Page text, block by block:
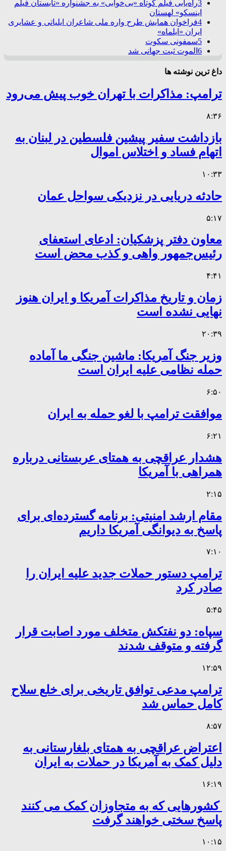
3راه‌یابی فیلم کوتاه «بی‌خوابی» به جشنواره «تابستان فیلم
اینسکو» لهستان
4فراخوان همایش طرح واره ملی شاعران ایلیاتی و عشایری
ایران «ایلماه»
5سمفونی سکوت
6 الموت ثبت جهانی شد
داغ ترین نوشته ها
ترامپ: مذاکرات با تهران خوب پیش می‌رود
۸:۳۶
بازداشت سفیر پیشین فلسطین در لبنان به
اتهام فساد و اختلاس اموال
۱۰:۳۳
حادثه دریایی در نزدیکی سواحل عمان
۵:۱۷
معاون دفتر پزشکیان: ادعای استعفای
رئیس‌جمهور واهی و کذب محض است
۴:۴۱
زمان و تاریخ مذاکرات آمریکا و ایران هنوز
نهایی نشده است
۲۰:۳۹
وزیر جنگ آمریکا: ماشین جنگی ما آماده
حمله نظامی علیه ایران است
۶:۵۰
موافقت ترامپ با لغو حمله به ایران
۶:۲۱
هشدار عراقچی به همتای عربستانی درباره
همراهی با آمریکا
۲:۱۵
مقام ارشد امنیتی: برنامه گسترده‌ای برای
پاسخ به دیوانگی آمریکا داریم
۷:۱۰
ترامپ دستور حملات جدید علیه ایران را
صادر کرد
۵:۴۵
سپاه: دو نفتکش متخلف مورد اصابت قرار
گرفته و متوقف شدند
۱۲:۵۹
ترامپ مدعی توافق تاریخی برای خلع سلاح
کامل حماس شد
۸:۵۷
اعتراض عراقچی به همتای بلغارستانی به
دلیل کمک به آمریکا در حملات به ایران
۱۶:۱۹
کشورهایی که به متجاوزان کمک می کنند
پاسخ سختی خواهند گرفت
۱۰:۱۵